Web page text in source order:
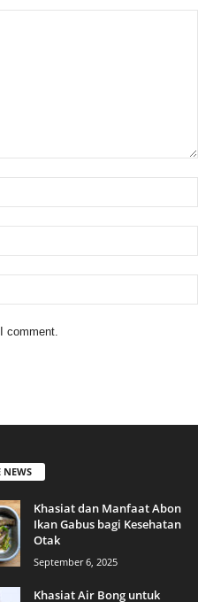
comment.
NEWS
Khasiat dan Manfaat Abon
Ikan Gabus bagi Kesehatan
Otak
September 6, 2025
Khasiat Air Bong untuk